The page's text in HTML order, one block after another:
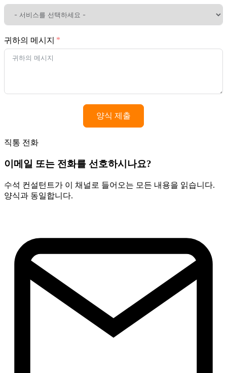
귀하의 메시지
양식 제출
직통 전화
이메일 또는 전화를 선호하시나요?
수석 컨설턴트가 이 채널로 들어오는 모든 내용을 읽습니다.
양식과 동일합니다.